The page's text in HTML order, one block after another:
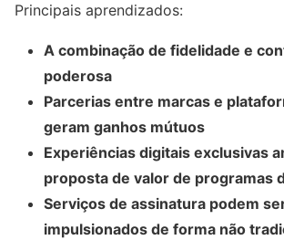
Principais aprendizados:
A combinação de fidelidade e
poderosa
Parcerias entre marcas e
geram ganhos mútuos
Experiências digitais exclusivas
proposta de valor de programas
Serviços de assinatura podem
impulsionados de forma não